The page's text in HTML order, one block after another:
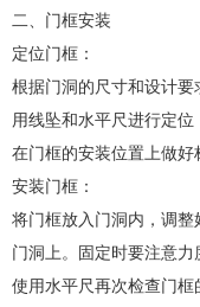
二、门框安装
定位门框：
根据门洞的尺寸和设计
用线坠和水平尺进行定位
在门框的安装位置上做好
安装门框：
将门框放入门洞内，调
门洞上。固定时要注意力
使用水平尺再次检查门